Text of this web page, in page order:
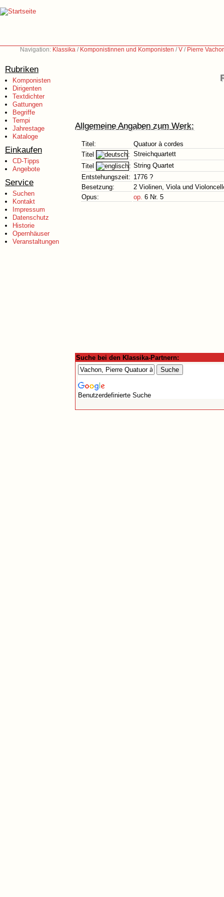
Navigation: Klassika / Komponistinnen und Komponisten /V / Pierre
Rubriken
Komponisten
Dirigenten
Textdichter
Gattungen
Begriffe
Tempi
Jahrestage
Kataloge
Einkaufen
CD-Tipps
Angebote
Service
Suchen
Kontakt
Impressum
Datenschutz
Historie
Opernhäuser
Veranstaltungen
Allgemeine Angaben zum Werk:
Titel:
Quatuor à cordes
Titel
: Streichquartett
Titel
: String Quartet
Entstehungszeit: 1776 ?
Besetzung:
2 Violinen, Viola und
Opus:
op. 6 Nr. 5
Suche bei den Klassika-Partnern:
Benutzerdefinierte Suche